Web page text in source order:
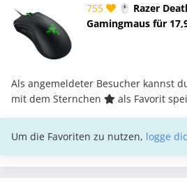
755
🖱️ Razer
Gamingmaus für
Als angemeldeter Besucher kannst
mit dem Sternchen
als Favorit
Um die Favoriten zu nutzen, logge